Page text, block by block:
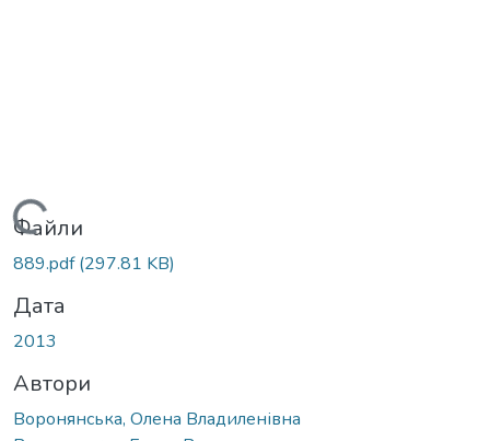
Вантажиться...
Файли
889.pdf(297.81 KB)
Дата
2013
Автори
Воронянська, Олена Владиленівна